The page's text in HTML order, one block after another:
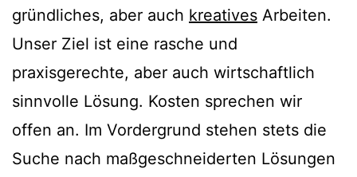
gründliches, aber auch kreatives Arbeiten.
Unser Ziel ist eine rasche und
praxisgerechte, aber auch wirtschaftlich
sinnvolle Lösung. Kosten sprechen wir
offen an. Im Vordergrund stehen stets die
Suche nach maßgeschneiderten Lösungen